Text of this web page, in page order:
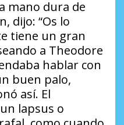
mano dura de
dijo: “Os lo
tiene un gran
a Theodore
hablar con
buen palo,
así. El
lapsus o